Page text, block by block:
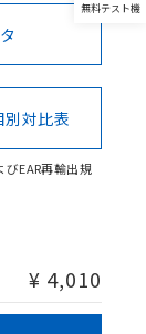
対比表
EAR再輸出規
¥ 4,010
無料テスト機